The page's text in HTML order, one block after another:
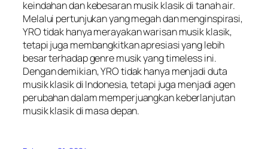
keindahan dan kebesaran musik klasik di tanah air.
Melalui pertunjukan yang megah dan menginspirasi,
YRO tidak hanya merayakan warisan musik klasik,
tetapi juga membangkitkan apresiasi yang lebih
besar terhadap genre musik yang timeless ini.
Dengan demikian, YRO tidak hanya menjadi duta
musik klasik di Indonesia, tetapi juga menjadi agen
perubahan dalam memperjuangkan keberlanjutan
musik klasik di masa depan.